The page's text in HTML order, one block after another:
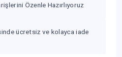
Özenle Hazırlıyoruz
ücretsiz ve kolayca iade